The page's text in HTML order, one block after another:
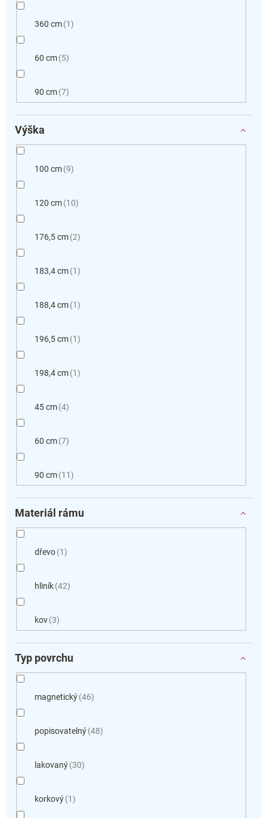
360 cm 1
60 cm 5
90 cm 7
Výška
100 cm 9
120 cm 10
176,5 cm 2
183,4 cm 1
188,4 cm 1
196,5 cm 1
198,4 cm 1
45 cm 4
60 cm 7
90 cm 11
Materiál rámu
dřevo 1
hliník 42
kov 3
Typ povrchu
magnetický 46
popisovatelný 48
lakovaný 30
korkový 1